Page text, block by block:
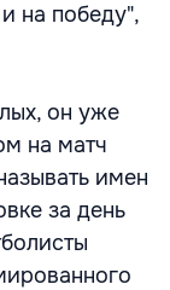
на победу",
он уже
на матч
имен
за день